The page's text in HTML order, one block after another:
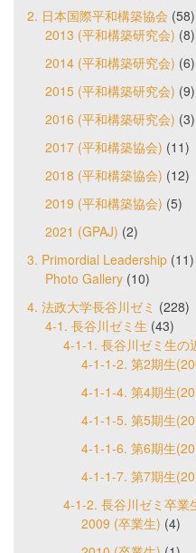
2. 日本国際平和構築協会 (58)
2013 (平和構築研究会) (8)
2014 (平和構築研究会) (6)
2015 (平和構築研究会) (9)
2016 (平和構築研究会) (3)
2017 (平和構築協会) (11)
2018 (平和構築協会) (12)
2019 (平和構築協会) (5)
2021 (GPAJ) (2)
3. Primordial Leadership (11)
Photo Gallery (10)
4. 法政大学長谷川ゼミ (228)
4-1. 長谷川ゼミ生 (43)
4-1-1. 長谷川ゼミ生の
4-1-1-2. 第2期生
4-1-1-4. 第4期生
4-1-1-5. 第5期生
4-1-1-6. 第6期生
4-1-1-7. 第7期生
4-1-2. 長谷川ゼミ卒業
2009 (卒業生) (4)